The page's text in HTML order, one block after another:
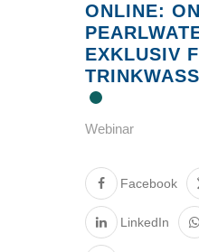
ONLINE:
EXKLUSIV
Webinar
Facebook
LinkedIn